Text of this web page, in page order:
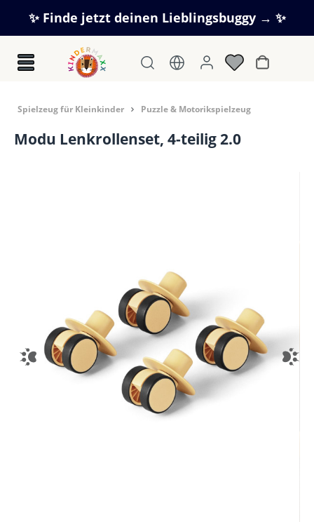
Zum Hauptinhalt springen
✨ Finde jetzt deinen Lieblingsbuggy → ✨
Spielzeug für Kleinkinder Puzzle & Motorikspielzeug
Modu Lenkrollenset, 4-teilig 2.0